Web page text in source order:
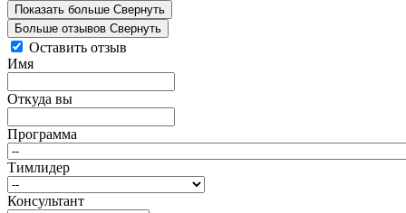
Показать больше Свернуть
Больше отзывов Свернуть
Оставить отзыв
Имя
Откуда вы
Программа
Тимлидер
Консультант